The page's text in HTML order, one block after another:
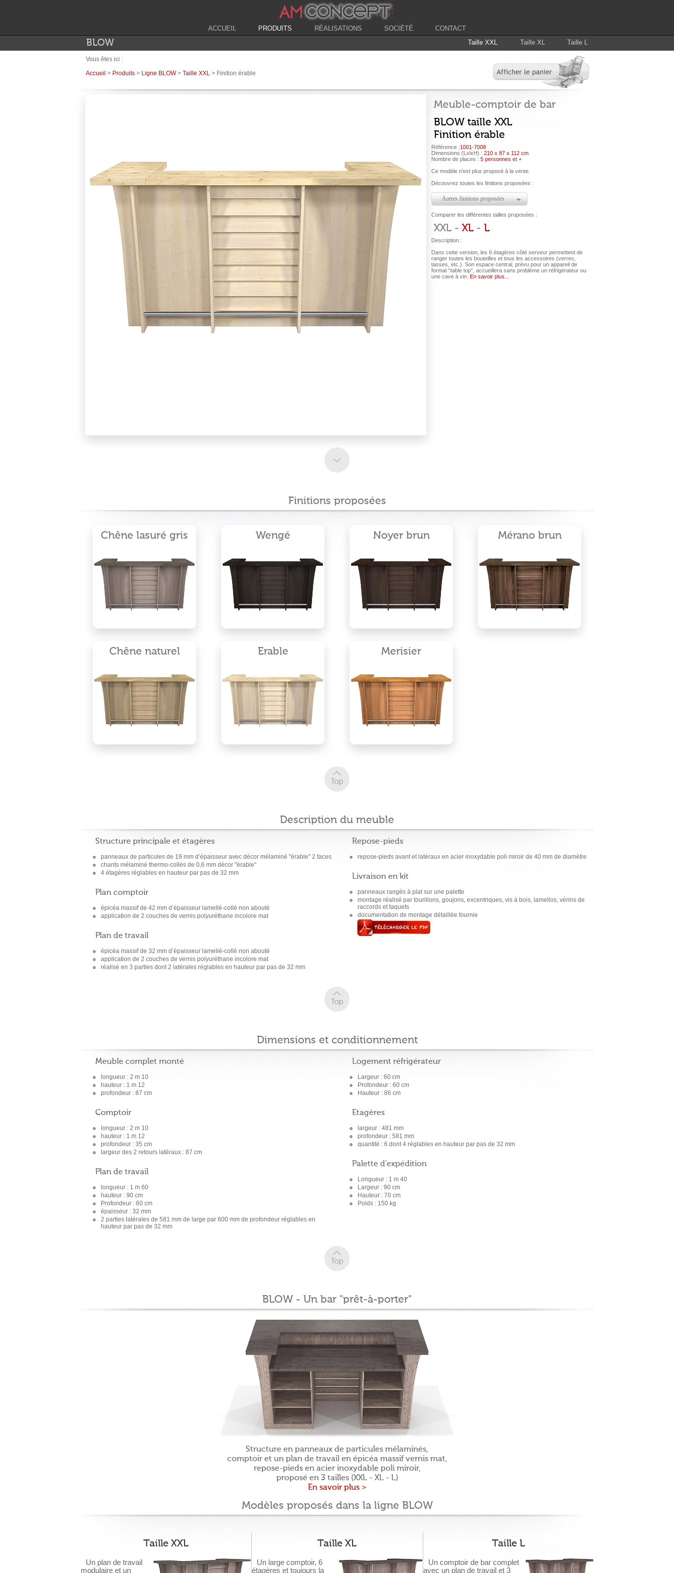
ACCUEIL PRODUITS RÉALISATIONS SOCIÉTÉ CONTACT
BLOW Taille XXL Taille XL Taille L
Vous êtes ici :
Accueil > Produits > Ligne BLOW> Taille XXL > Finition érable
Meuble-comptoir de bar
BLOW taille XXL
Finition érable
Référence :1001-7008
Dimensions (LxlxH) : 210 x 87 x 112 cm
Nombre de places : 5 personnes et +
Ce modèle n'est plus proposé à la vente.
Découvrez toutes les finitions proposées :
Autres finitions proposées
Comparer les différentes tailles proposées :
XXL - XL- L
Description :
Dans cette version, les 6 étagères côté serveur permettent de
ranger toutes les bouteilles et tous les accessoires (verres,
tasses, etc.). Son espace central, prévu pour un appareil de
format “table top”, accueillera sans problème un réfrigérateur ou
une cave à vin. En savoir plus...
Finitions proposées
Chêne lasuré gris
Chêne naturel
Wengé
Erable
Noyer brun
Merisier
Mérano brun
Description du meuble
Structure principale et étagères
panneaux de particules de 19 mm d’épaisseur avec décor mélaminé "érable" 2 faces
chants mélaminé thermo-collés de 0,6 mm décor "érable"
4 étagères réglables en hauteur par pas de 32 mm
Plan comptoir
épicéa massif de 42 mm d’épaisseur lamellé-collé non abouté
application de 2 couches de vernis polyuréthane incolore mat
Plan de travail
épicéa massif de 32 mm d’épaisseur lamellé-collé non abouté
application de 2 couches de vernis polyuréthane incolore mat
réalisé en 3 parties dont 2 latérales réglables en hauteur par pas de 32 mm
Repose-pieds
repose-pieds avant et latéraux en acier inoxydable poli miroir de 40 mm de diamètre
Livraison en kit
panneaux rangés à plat sur une palette
montage réalisé par tourillons, goujons, excentriques, vis à bois, lamellos, vérins de
raccords et taquets
documentation de montage détaillée fournie
Dimensions et conditionnement
Meuble complet monté
longueur : 2 m 10
hauteur : 1 m 12
profondeur : 87 cm
Comptoir
longueur : 2 m 10
hauteur : 1 m 12
profondeur : 35 cm
largeur des 2 retours latéraux : 87 cm
Plan de travail
longueur : 1 m 60
hauteur : 90 cm
Profondeur : 60 cm
épaisseur : 32 mm
2 parties latérales de 581 mm de large par 600 mm de profondeur réglables en
hauteur par pas de 32 mm
Logement réfrigérateur
Largeur : 60 cm
Profondeur : 60 cm
Hauteur : 86 cm
Etagères
largeur : 481 mm
profondeur : 581 mm
quantité : 6 dont 4 réglables en hauteur par pas de 32 mm
Palette d'expédition
Longueur : 1 m 40
Largeur : 90 cm
Hauteur : 70 cm
Poids : 150 kg
BLOW - Un bar "prêt-à-porter"
Structure en panneaux de particules mélaminés,
comptoir et un plan de travail en épicéa massif vernis mat,
repose-pieds en acier inoxydable poli miroir,
proposé en 3 tailles (XXL - XL - L)
En savoir plus >
Modèles proposés dans la ligne BLOW
Taille XXL
Un plan de travail
modulaire et un
Taille XL
Un large comptoir, 6
étagères et toujours la
Taille L
Un comptoir de bar complet
avec un plan de travail et 3